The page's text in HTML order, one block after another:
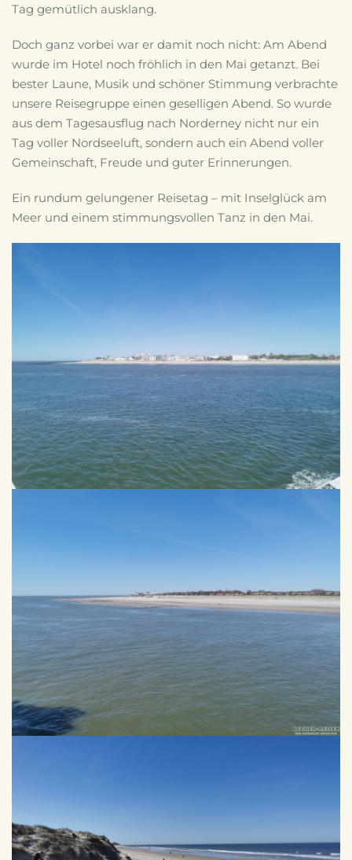
Tag gemütlich ausklang.
Doch ganz vorbei war er damit noch nicht: Am Abend
wurde im Hotel noch fröhlich in den Mai getanzt. Bei
bester Laune, Musik und schöner Stimmung verbrachte
unsere Reisegruppe einen geselligen Abend. So wurde
aus dem Tagesausflug nach Norderney nicht nur ein
Tag voller Nordseeluft, sondern auch ein Abend voller
Gemeinschaft, Freude und guter Erinnerungen.
Ein rundum gelungener Reisetag – mit Inselglück am
Meer und einem stimmungsvollen Tanz in den Mai.